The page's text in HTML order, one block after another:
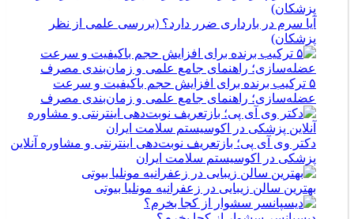
آیا سرم در بارداری ضرر دارد؟ (بررسی علمی از نظر
پزشکان)
۵ ترکیب برنده برای افزایش حجم باکیفیت و سرعت
عضله‌سازی؛ راهنمای جامع علمی و زمان‌بندی مصرف
دکتر وی آی پی؛ بازتعریف نوبت‌دهی اینترنتی و مشاوره آنلاین
پزشکی در اکوسیستم سلامت ایران
بهترین سالن زیبایی در زعفرانیه مونلیا بیوتی